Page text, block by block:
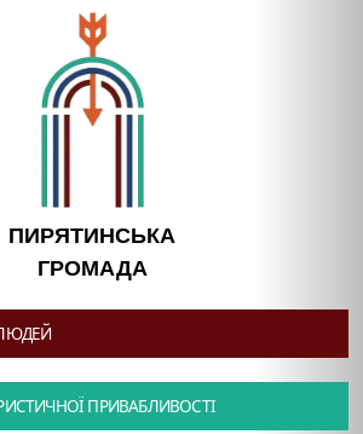
ПИРЯТИНСЬКА
ГРОМАДА
ПРИВАБЛИВОСТІ